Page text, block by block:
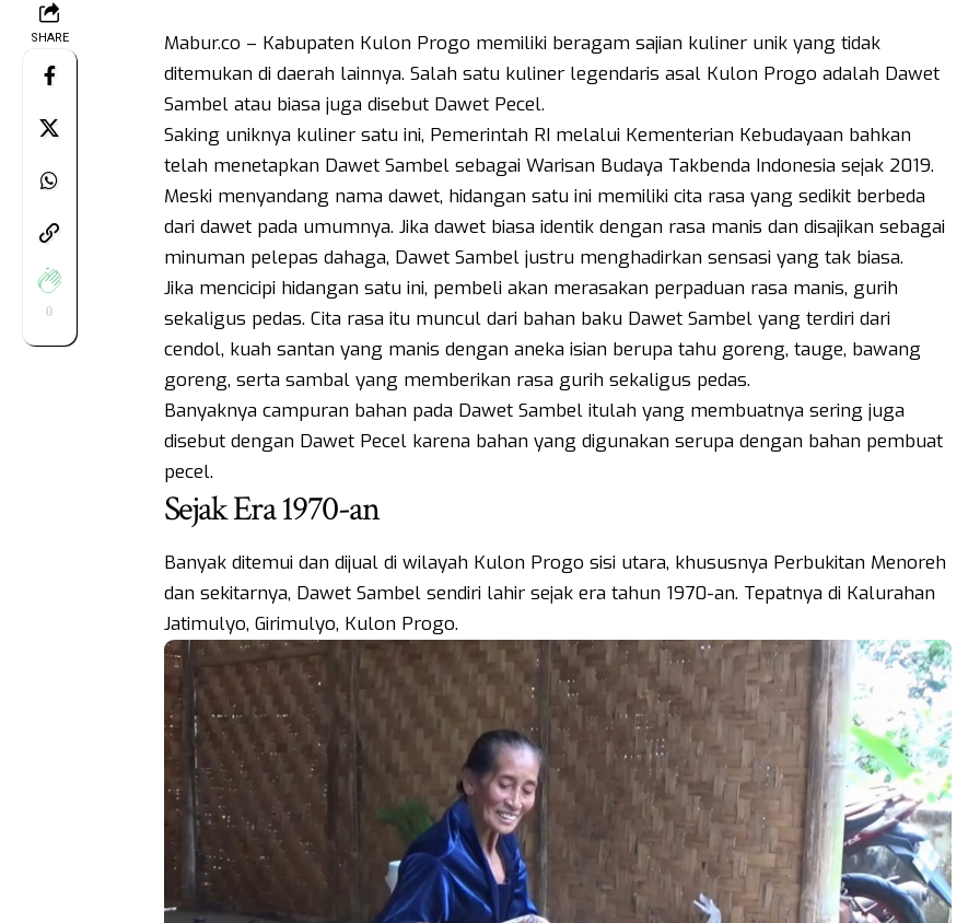
SHARE
0
Mabur.co – Kabupaten Kulon Progo memiliki beragam sajian kuliner unik yang tidak
ditemukan di daerah lainnya. Salah satu kuliner legendaris asal Kulon Progo adalah Dawet
Sambel atau biasa juga disebut Dawet Pecel.
Saking uniknya kuliner satu ini, Pemerintah RI melalui Kementerian Kebudayaan bahkan
telah menetapkan Dawet Sambel sebagai Warisan Budaya Takbenda Indonesia sejak 2019.
Meski menyandang nama dawet, hidangan satu ini memiliki cita rasa yang sedikit berbeda
dari dawet pada umumnya. Jika dawet biasa identik dengan rasa manis dan disajikan sebagai
minuman pelepas dahaga, Dawet Sambel justru menghadirkan sensasi yang tak biasa.
Jika mencicipi hidangan satu ini, pembeli akan merasakan perpaduan rasa manis, gurih
sekaligus pedas. Cita rasa itu muncul dari bahan baku Dawet Sambel yang terdiri dari
cendol, kuah santan yang manis dengan aneka isian berupa tahu goreng, tauge, bawang
goreng, serta sambal yang memberikan rasa gurih sekaligus pedas.
Banyaknya campuran bahan pada Dawet Sambel itulah yang membuatnya sering juga
disebut dengan Dawet Pecel karena bahan yang digunakan serupa dengan bahan pembuat
pecel.
Sejak Era 1970-an
Banyak ditemui dan dijual di wilayah Kulon Progo sisi utara, khususnya Perbukitan Menoreh
dan sekitarnya, Dawet Sambel sendiri lahir sejak era tahun 1970-an. Tepatnya di Kalurahan
Jatimulyo, Girimulyo, Kulon Progo.